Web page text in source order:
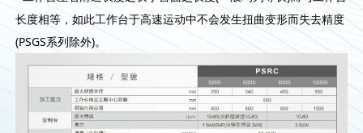
长度相等，如此工作台于高速运动中不会发生扭曲变形而失去精度
(PSGS系列除外)。